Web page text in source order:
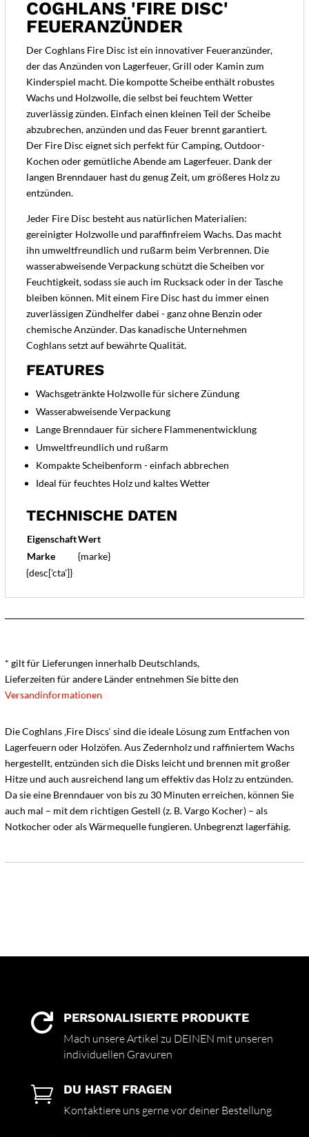
COGHLANS 'FIRE DISC'
FEUERANZÜNDER
Der Coghlans Fire Disc ist ein innovativer Feueranzünder,
der das Anzünden von Lagerfeuer, Grill oder Kamin zum
Kinderspiel macht. Die kompotte Scheibe enthält robustes
Wachs und Holzwolle, die selbst bei feuchtem Wetter
zuverlässig zünden. Einfach einen kleinen Teil der Scheibe
abzubrechen, anzünden und das Feuer brennt garantiert.
Der Fire Disc eignet sich perfekt für Camping, Outdoor-
Kochen oder gemütliche Abende am Lagerfeuer. Dank der
langen Brenndauer hast du genug Zeit, um größeres Holz zu
entzünden.
Jeder Fire Disc besteht aus natürlichen Materialien:
gereinigter Holzwolle und paraffinfreiem Wachs. Das macht
ihn umweltfreundlich und rußarm beim Verbrennen. Die
wasserabweisende Verpackung schützt die Scheiben vor
Feuchtigkeit, sodass sie auch im Rucksack oder in der Tasche
bleiben können. Mit einem Fire Disc hast du immer einen
zuverlässigen Zündhelfer dabei - ganz ohne Benzin oder
chemische Anzünder. Das kanadische Unternehmen
Coghlans setzt auf bewährte Qualität.
FEATURES
Wachsgetränkte Holzwolle für sichere Zündung
Wasserabweisende Verpackung
Lange Brenndauer für sichere Flammenentwicklung
Umweltfreundlich und rußarm
Kompakte Scheibenform - einfach abbrechen
Ideal für feuchtes Holz und kaltes Wetter
TECHNISCHE DATEN
EigenschaftWert
Marke
{marke}
{desc['cta']}
* gilt für Lieferungen innerhalb Deutschlands,
Lieferzeiten für andere Länder entnehmen Sie bitte den
Versandinformationen
Die Coghlans ‚Fire Discs‘ sind die ideale Lösung zum Entfachen von
Lagerfeuern oder Holzöfen. Aus Zedernholz und raffiniertem Wachs
hergestellt, entzünden sich die Disks leicht und brennen mit großer
Hitze und auch ausreichend lang um effektiv das Holz zu entzünden.
Da sie eine Brenndauer von bis zu 30 Minuten erreichen, können Sie
auch mal – mit dem richtigen Gestell (z. B. Vargo Kocher) – als
Notkocher oder als Wärmequelle fungieren. Unbegrenzt lagerfähig.
 PERSONALISIERTE PRODUKTE
Mach unsere Artikel zu DEINEN mit unseren
individuellen Gravuren
 DU HAST FRAGEN
Kontaktiere uns gerne vor deiner Bestellung